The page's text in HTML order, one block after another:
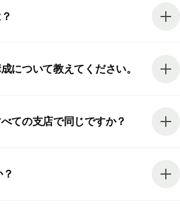
について教えてください。
ての支店で同じですか？